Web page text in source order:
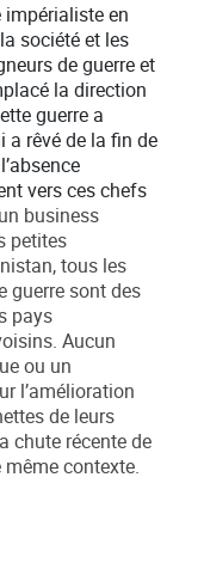
impérialiste en
société et les
de guerre et
la direction
guerre a
a rêvé de la fin de
vers ces chefs
business
petites
tous les
guerre sont des
pays
Aucun
ou un
l’amélioration
de leurs
chute récente de
contexte.